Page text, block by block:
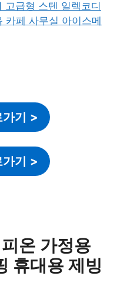
기 >
기 >
온 가정용
휴대용 제빙